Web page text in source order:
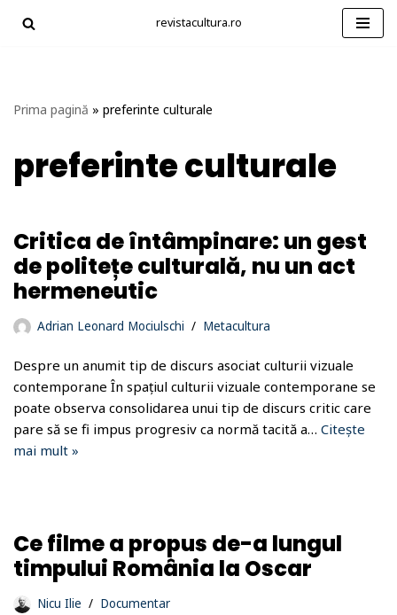
revistacultura.ro
Prima pagină » preferinte culturale
preferinte culturale
Critica de întâmpinare: un gest
de politețe culturală, nu un act
hermeneutic
Adrian Leonard Mociulschi Metacultura
Despre un anumit tip de discurs asociat culturii vizuale
contemporane În spațiul culturii vizuale contemporane se
poate observa consolidarea unui tip de discurs critic care
pare să se fi impus progresiv ca normă tacită a… Citește
mai mult »
Ce filme a propus de-a lungul
timpului România la Oscar
Nicu Ilie Documentar